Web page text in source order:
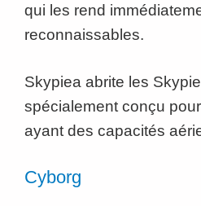
qui les rend
reconnaissables.
Skypiea abrite les
spécialement conçu
ayant des capacités
Cyborg